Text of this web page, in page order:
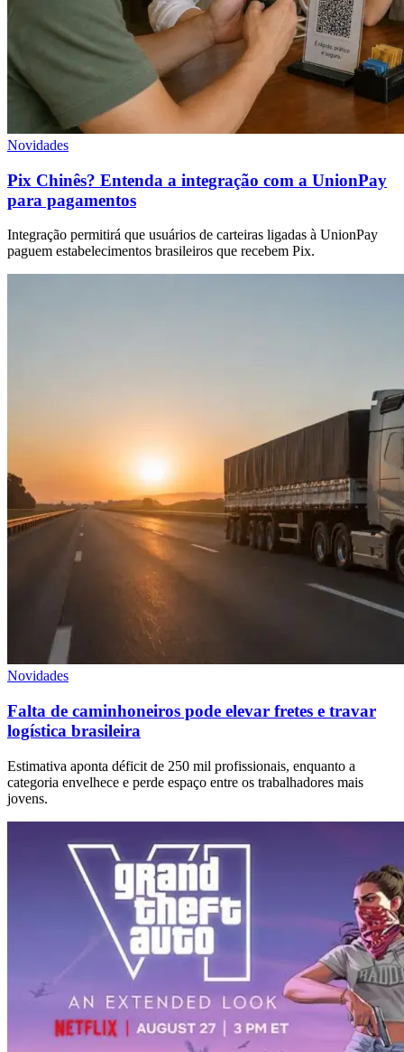
Novidades
Pix Chinês? Entenda a integração com a UnionPay
para pagamentos
Integração permitirá que usuários de carteiras ligadas à UnionPay
paguem estabelecimentos brasileiros que recebem Pix.
Novidades
Falta de caminhoneiros pode elevar fretes e travar
logística brasileira
Estimativa aponta déficit de 250 mil profissionais, enquanto a
categoria envelhece e perde espaço entre os trabalhadores mais
jovens.